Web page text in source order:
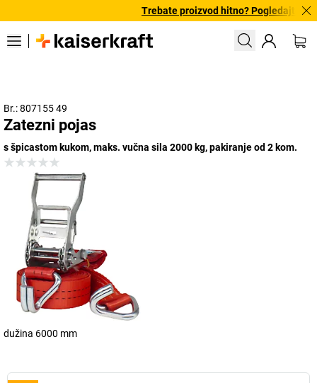
Trebate proizvod hitno? Pogledajte
Br.: 807155 49
Zatezni pojas
s špicastom kukom, maks. vučna sila 2000 kg, pakiranje od 2 kom.
dužina 6000 mm